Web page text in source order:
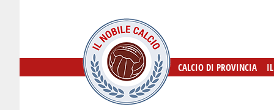
CALCIO DI PROVINCIA
CALCIO DI PROVINCIA